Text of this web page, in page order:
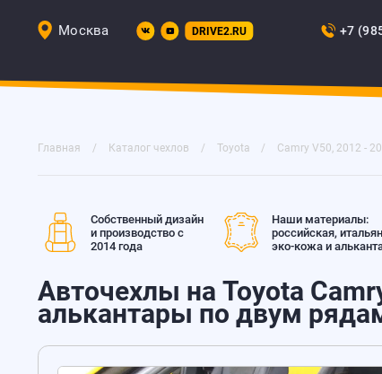
Москва DRIVE2.RU +7
Главная Каталог чехлов Toyota Camry V50, 2012 -
Собственный дизайн
и производство с
2014 года
Наши материалы:
российская,
эко-кожа и
Авточехлы на Toyota
алькантары по двум